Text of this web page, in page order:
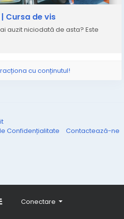
Conectare
acum poți personaliza și
anumite caracteristici ale
ochii, tenul, ochelari, pistrui
#cartiilustrate
#cadou
Cursa de vis
auzit niciodată de asta? Este
cu conținutul!
Confidențialitate Contactează-ne